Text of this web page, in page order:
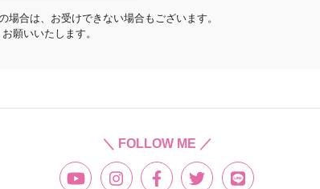
合は、お受けできない場合もございます。
願いいたします。
＼ FOLLOW ME ／